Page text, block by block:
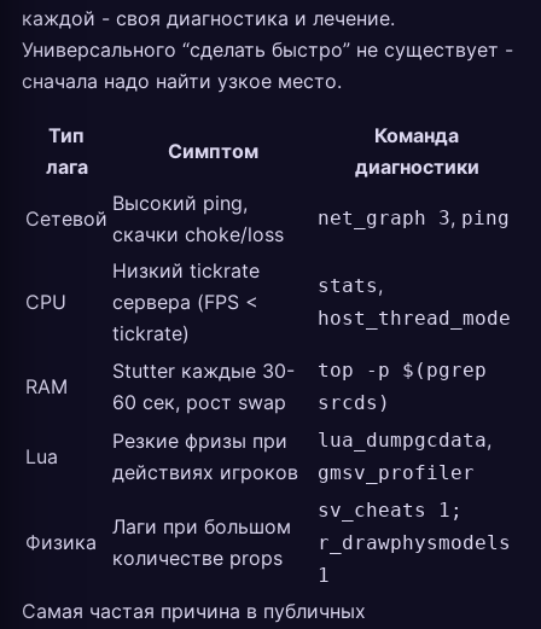
каждой - своя диагностика и лечение.
Универсального “сделать быстро” не существует -
сначала надо найти узкое место.
Тип
лага
Симптом
Команда
диагностики
Сетевой
Высокий ping,
скачки choke/loss
net_graph 3, ping
CPU
Низкий tickrate
сервера (FPS <
tickrate)
stats,
host_thread_mode
RAM
Stutter каждые 30-
60 сек, рост swap
top -p $(pgrep
srcds)
Lua
Резкие фризы при
действиях игроков
lua_dumpgcdata,
gmsv_profiler
Физика
Лаги при большом
количестве props
sv_cheats 1;
r_drawphysmodels
1
Самая частая причина в публичных